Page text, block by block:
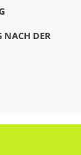
NACH DER